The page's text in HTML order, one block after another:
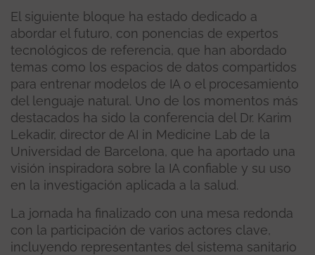
El siguiente bloque ha estado dedicado a
abordar el futuro, con ponencias de expertos
tecnológicos de referencia, que han abordado
temas como los espacios de datos compartidos
para entrenar modelos de IA o el procesamiento
del lenguaje natural. Uno de los momentos más
destacados ha sido la conferencia del Dr. Karim
Lekadir, director de AI in Medicine Lab de la
Universidad de Barcelona, ​​que ha aportado una
visión inspiradora sobre la IA confiable y su uso
en la investigación aplicada a la salud.
La jornada ha finalizado con una mesa redonda
con la participación de varios actores clave,
incluyendo representantes del sistema sanitario